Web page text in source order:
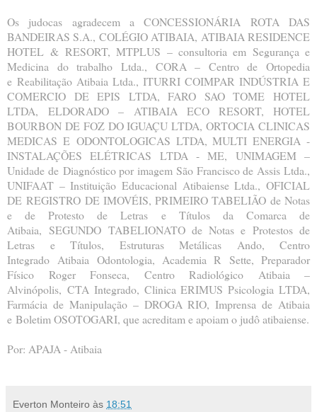
Os judocas agradecem a CONCESSIONÁRIA ROTA DAS
BANDEIRAS S.A., COLÉGIO ATIBAIA, ATIBAIA RESIDENCE
HOTEL& RESORT, MTPLUS – consultoria em Segurança e
Medicina do trabalho Ltda., CORA – Centro de Ortopedia
e Reabilitação Atibaia Ltda., ITURRI COIMPAR INDÚSTRIA E
COMERCIO DE EPIS LTDA, FARO SAO TOME HOTEL
LTDA,ELDORADO – ATIBAIA ECO RESORT, HOTEL
BOURBON DE FOZ DO IGUAÇU LTDA, ORTOCIA CLINICAS
MEDICAS E ODONTOLOGICAS LTDA, MULTI ENERGIA -
INSTALAÇÕES ELÉTRICAS LTDA - ME, UNIMAGEM –
Unidade de Diagnóstico por imagem São Francisco de Assis Ltda.,
UNIFAAT – Instituição Educacional Atibaiense Ltda., OFICIAL
DEREGISTRO DE IMOVÉIS, PRIMEIRO TABELIÃO de Notas
e de Protesto de Letras e Títulos da Comarca de
Atibaia, SEGUNDO TABELIONATO de Notas e Protestos de
Letras e Títulos, Estruturas Metálicas Ando, Centro
Integrado Atibaia Odontologia, Academia R Sette, Preparador
Físico Roger Fonseca, Centro Radiológico Atibaia –
Alvinópolis, CTA Integrado, Clinica ERIMUS Psicologia LTDA,
Farmácia de Manipulação – DROGA RIO, Imprensa de Atibaia
e Boletim OSOTOGARI, que acreditam e apoiam o judô atibaiense.
Por: APAJA - Atibaia
Everton Monteiro às 18:51